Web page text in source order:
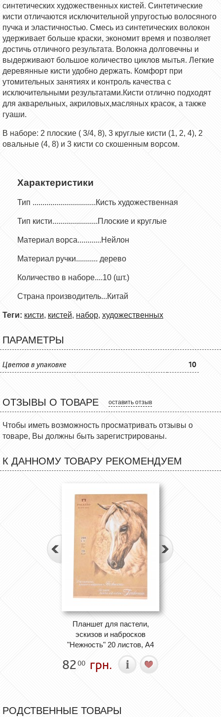
синтетических художественных кистей. Синтетические
кисти отличаются исключительной упругостью волосяного
пучка и эластичностью. Смесь из синтетических волокон
удерживает больше краски, экономит время и позволяет
достичь отличного результата. Волокна долговечны и
выдерживают большое количество циклов мытья. Легкие
деревянные кисти удобно держать. Комфорт при
утомительных занятиях и контроль качества с
исключительными результатами.Кисти отлично подходят
для акварельных, акриловых,масляных красок, а также
гуаши.
В наборе: 2 плоские ( 3/4, 8), 3 круглые кисти (1, 2, 4), 2
овальные (4, 8) и 3 кисти со скошенным ворсом.
Характеристики
Тип ................................Кисть художественная
Тип кисти.......................Плоские и круглые
Материал ворса............Нейлон
Материал ручки........... дерево
Количество в наборе....10 (шт.)
Страна производитель...Китай
Теги: кисти, кистей, набор, художественных
ПАРАМЕТРЫ
Цветов в упаковке 10
ОТЗЫВЫ О ТОВАРЕ оставить отзыв
Чтобы иметь возможность просматривать отзывы о
товаре, Вы должны быть зарегистрированы.
К ДАННОМУ ТОВАРУ РЕКОМЕНДУЕМ
Планшет для пастели,
эскизов и набросков
"Нежность" 20 листов, А4
8200 грн.
РОДСТВЕННЫЕ ТОВАРЫ